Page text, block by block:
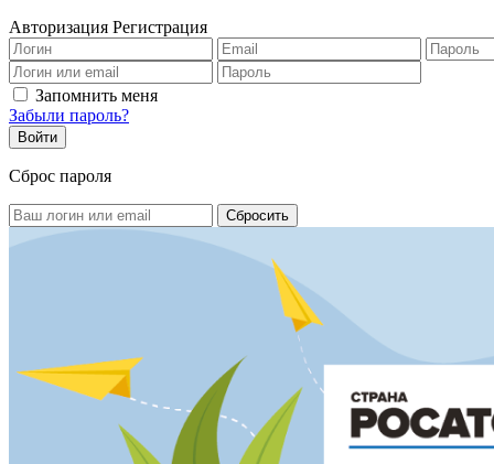
Авторизация Регистрация
Запомнить меня
Забыли пароль?
Сброс пароля